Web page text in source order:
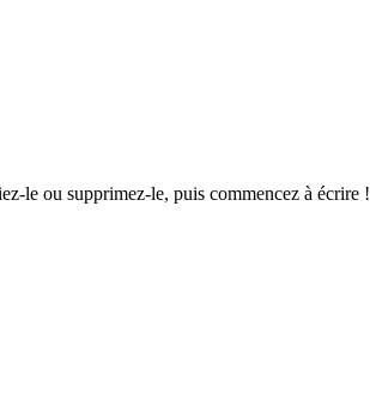
le ou supprimez-le, puis commencez à écrire !